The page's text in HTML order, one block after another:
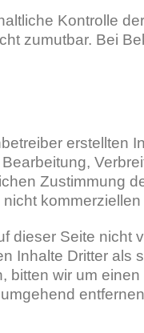
Kontrolle
zumutbar. Bei
erstellten
Zustimmung
dieser Seite nicht
Inhalte Dritter als
bitten wir um